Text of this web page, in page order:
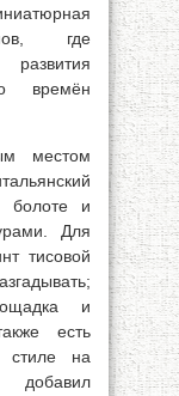
где
времён
местом
болоте и
Для
тисовой
и
есть
стиле на
добавил